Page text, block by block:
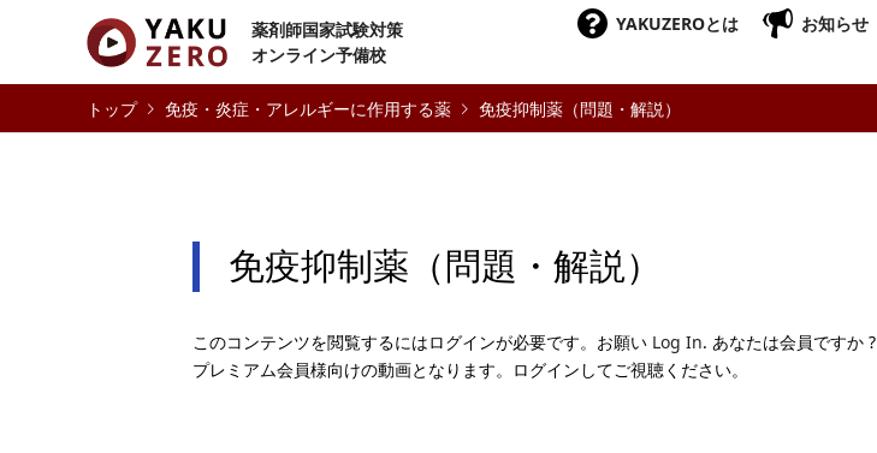
薬剤師国家試験対策
オンライン予備校
YAKUZEROとは お知らせ
免疫・炎症・アレルギーに作用する薬
免疫抑制薬（問題・解説）
免疫抑制薬（問題・解説）
このコンテンツを閲覧するにはログインが必要です。お願い Log In. あなたは会員ですか ?
プレミアム会員様向けの動画となります。ログインしてご視聴ください。